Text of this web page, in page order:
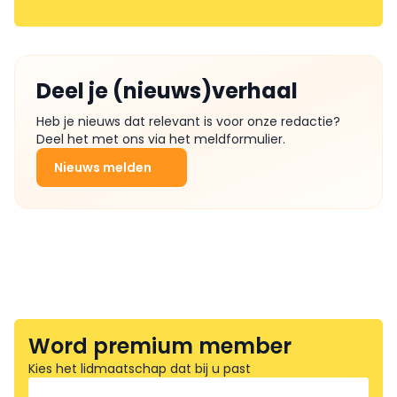
Deel je (nieuws)verhaal
Heb je nieuws dat relevant is voor onze redactie?
Deel het met ons via het meldformulier.
Nieuws melden
Word premium member
Kies het lidmaatschap dat bij u past